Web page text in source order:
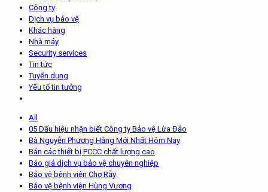
Công ty
Dịch vụ bảo vệ
Khác hàng
Nhà máy
Security services
Tin tức
Tuyển dụng
Yếu tố tin tưởng
All
05 Dấu hiệu nhận biết Công ty Bảo vệ Lừa Đảo
Bà Nguyễn Phương Hằng Mới Nhất Hôm Nay
Bán các thiết bị PCCC chất lượng cao
Báo giá dịch vụ bảo vệ chuyên nghiệp
Bảo vệ bệnh viện Chợ Rẫy
Bảo vệ bệnh viện Hùng Vương